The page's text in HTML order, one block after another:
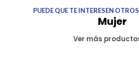
PUEDE QUE TE INTERESEN
Mujer
Ver más